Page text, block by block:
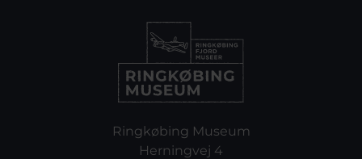
Ringkøbing Museum
Herningvej 4